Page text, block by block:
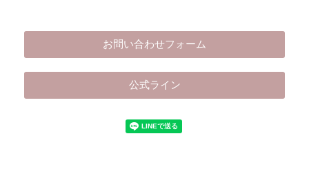
お問い合わせフォーム
公式ライン